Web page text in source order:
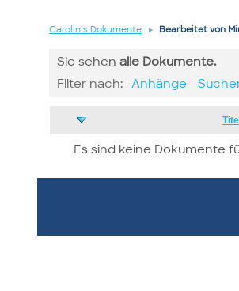
Carolin’s Dokumente ▸ Bearbeitet von
Sie sehen alle Dokumente.
Filter nach: Anhänge
Has
Titel
Es sind keine Dokumente